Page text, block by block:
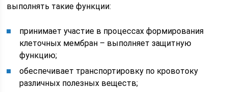
выполнять такие функции:
принимает участие в процессах формирования
клеточных мембран – выполняет защитную
функцию;
обеспечивает транспортировку по кровотоку
различных полезных веществ;